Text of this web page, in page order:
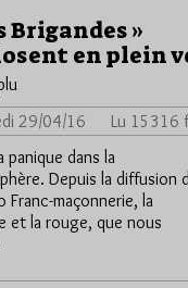
Brigandes »
en plein
29/04/16
Lu 15316
panique dans la
Depuis la diffusion
Franc-maçonnerie, la
et la rouge, que nous